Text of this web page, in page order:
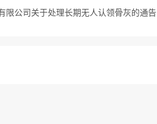
限公司关于处理长期无人认领骨灰的通告